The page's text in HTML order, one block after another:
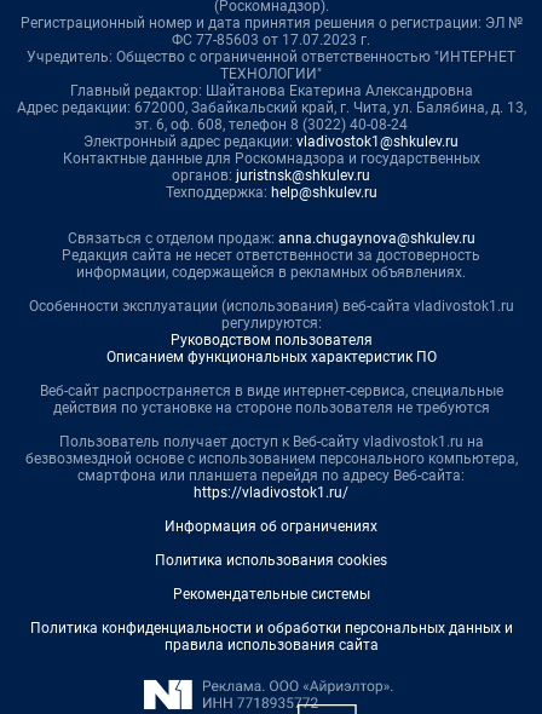
(Роскомнадзор).
Регистрационный номер и дата принятия решения о регистрации: ЭЛ №
ФС 77-85603 от 17.07.2023 г.
Учредитель: Общество с ограниченной ответственностью "ИНТЕРНЕТ
ТЕХНОЛОГИИ"
Главный редактор: Шайтанова Екатерина Александровна
Адрес редакции: 672000, Забайкальский край, г. Чита, ул. Балябина, д. 13,
эт. 6, оф. 608, телефон 8 (3022) 40-08-24
Электронный адрес редакции: vladivostok1@shkulev.ru
Контактные данные для Роскомнадзора и государственных
органов: juristnsk@shkulev.ru
Техподдержка: help@shkulev.ru
Связаться с отделом продаж: anna.chugaynova@shkulev.ru
Редакция сайта не несет ответственности за достоверность
информации, содержащейся в рекламных объявлениях.
Особенности эксплуатации (использования) веб-сайта vladivostok1.ru
регулируются:
Руководством пользователя
Описанием функциональных характеристик ПО
Веб-сайт распространяется в виде интернет-сервиса, специальные
действия по установке на стороне пользователя не требуются
Пользователь получает доступ к Веб-сайту vladivostok1.ru на
безвозмездной основе с использованием персонального компьютера,
смартфона или планшета перейдя по адресу Веб-сайта:
https://vladivostok1.ru/
Информация об ограничениях
Политика использования cookies
Рекомендательные системы
Политика конфиденциальности и обработки персональных данных и
правила использования сайта